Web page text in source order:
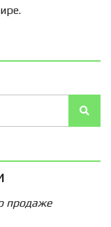
продаже